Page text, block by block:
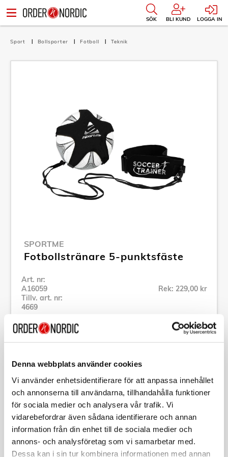
Denna webbplats använder cookies
Vi använder enhetsidentifierare för att anpassa innehållet
och annonserna till användarna, tillhandahålla funktioner
för sociala medier och analysera vår trafik. Vi
vidarebefordrar även sådana identifierare och annan
information från din enhet till de sociala medier och
annons- och analysföretag som vi samarbetar med.
Dessa kan i sin tur kombinera informationen med annan
SÖK BLI KUND LOGGA IN
Sport Bollsporter Fotboll Teknik
SPORTME
Fotbollstränare 5-punktsfäste
Art. nr:
A16059
Tillv. art. nr:
4669
Rek: 229,00 kr
Specifikation
Beskrivning
Art. nr:A16059
Tillv. art. nr:4669
EAN-kod: